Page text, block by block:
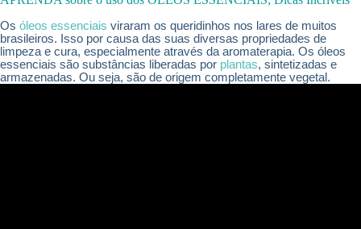
Os óleos essenciais viraram os queridinhos nos lares de muitos
brasileiros. Isso por causa das suas diversas propriedades de
limpeza e cura, especialmente através da aromaterapia. Os óleos
essenciais são substâncias liberadas por plantas, sintetizadas e
armazenadas. Ou seja, são de origem completamente vegetal.